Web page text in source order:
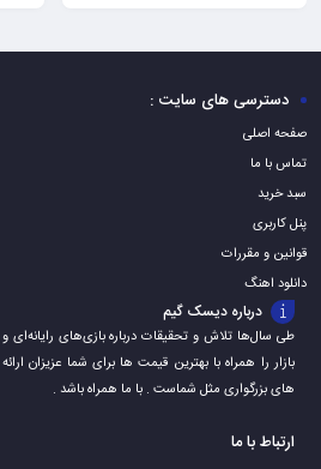
دسترسی های سایت :
صفحه اصلی
تماس با ما
سبد خرید
پنل کاربری
قوانین و مقررات
دانلود اهنگ
درباره دیسک گیم
طی سال‌ها تلاش و تحقیقات درباره بازی‌های رایانه‌ای
بازار را همراه با بهترین قیمت ها برای شما عزیزان
های بزرگواری مثل شماست . با ما همراه باشد .
ارتباط با ما